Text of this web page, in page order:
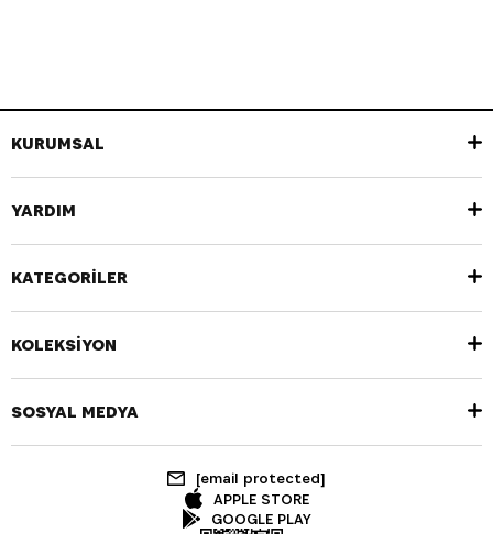
KURUMSAL
YARDIM
KATEGORİLER
KOLEKSİYON
SOSYAL MEDYA
[email protected]
APPLE STORE
GOOGLE PLAY